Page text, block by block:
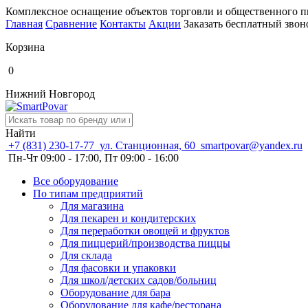
Комплексное оснащение объектов торговли и общественного
Главная Сравнение Контакты Акции Заказать бесплатный
Корзина
0
Нижний Новгород
Найти
+7 (831) 230-17-77 ул. Станционная, 60 smartpovar@yandex.ru
Пн-Чт 09:00 - 17:00, Пт 09:00 - 16:00
Все оборудование
По типам предприятий
Для магазина
Для пекарен и кондитерских
Для переработки овощей и фруктов
Для пиццерий/производства пиццы
Для склада
Для фасовки и упаковки
Для школ/детских садов/больниц
Оборудование для бара
Оборудование для кафе/ресторана